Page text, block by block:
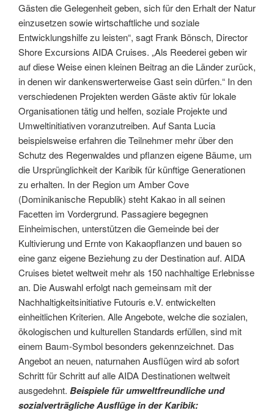
Gästen die Gelegenheit geben, sich für den Erhalt der Natur
einzusetzen sowie wirtschaftliche und soziale
Entwicklungshilfe zu leisten“, sagt Frank Bönsch, Director
Shore Excursions AIDA Cruises. „Als Reederei geben wir
auf diese Weise einen kleinen Beitrag an die Länder zurück,
in denen wir dankenswerterweise Gast sein dürfen.“ In den
verschiedenen Projekten werden Gäste aktiv für lokale
Organisationen tätig und helfen, soziale Projekte und
Umweltinitiativen voranzutreiben. Auf Santa Lucia
beispielsweise erfahren die Teilnehmer mehr über den
Schutz des Regenwaldes und pflanzen eigene Bäume, um
die Ursprünglichkeit der Karibik für künftige Generationen
zu erhalten. In der Region um Amber Cove
(Dominikanische Republik) steht Kakao in all seinen
Facetten im Vordergrund. Passagiere begegnen
Einheimischen, unterstützen die Gemeinde bei der
Kultivierung und Ernte von Kakaopflanzen und bauen so
eine ganz eigene Beziehung zu der Destination auf. AIDA
Cruises bietet weltweit mehr als 150 nachhaltige Erlebnisse
an. Die Auswahl erfolgt nach gemeinsam mit der
Nachhaltigkeitsinitiative Futouris e.V. entwickelten
einheitlichen Kriterien. Alle Angebote, welche die sozialen,
ökologischen und kulturellen Standards erfüllen, sind mit
einem Baum-Symbol besonders gekennzeichnet. Das
Angebot an neuen, naturnahen Ausflügen wird ab sofort
Schritt für Schritt auf alle AIDA Destinationen weltweit
ausgedehnt. Beispiele für umweltfreundliche und
sozialverträgliche Ausflüge in der Karibik: